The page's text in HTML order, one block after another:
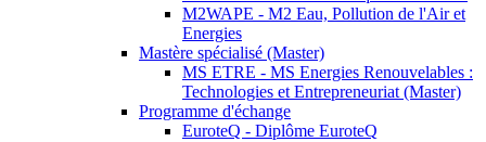
M2WAPE - M2 Eau, Pollution de l'Air et
Energies
Mastère spécialisé (Master)
MS ETRE - MS Energies Renouvelables :
Technologies et Entrepreneuriat (Master)
Programme d'échange
EuroteQ - Diplôme EuroteQ